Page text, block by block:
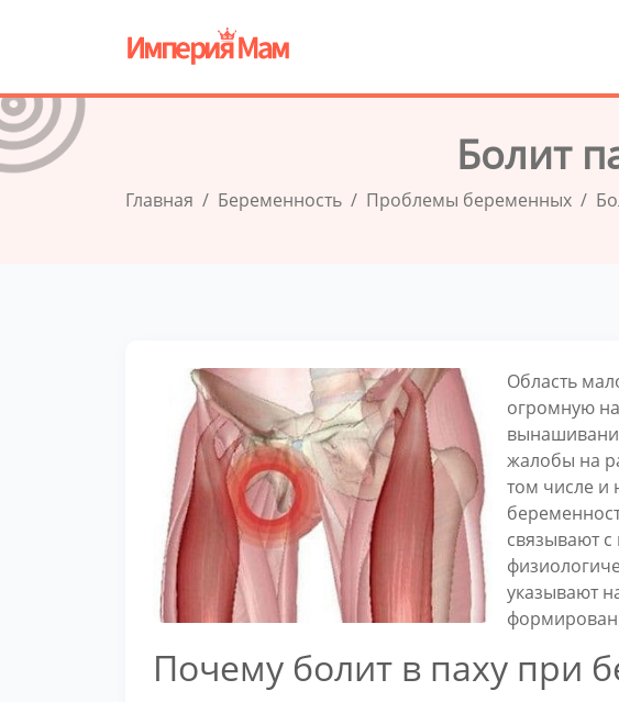
Болит
Главная Беременность Проблемы беременных
Область
огромную
жалобы на
том числе и
связывают
указывают
Почему болит в паху при